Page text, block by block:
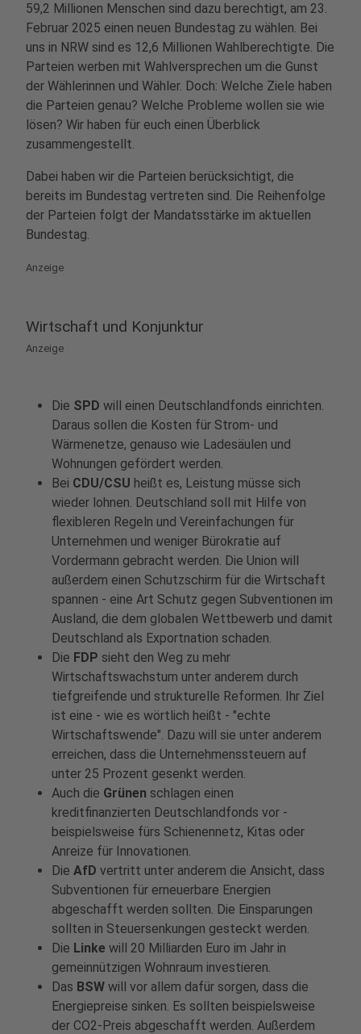
59,2 Millionen Menschen sind dazu berechtigt, am 23.
Februar 2025 einen neuen Bundestag zu wählen. Bei
uns in NRW sind es 12,6 Millionen Wahlberechtigte. Die
Parteien werben mit Wahlversprechen um die Gunst
der Wählerinnen und Wähler. Doch: Welche Ziele haben
die Parteien genau? Welche Probleme wollen sie wie
lösen? Wir haben für euch einen Überblick
zusammengestellt.
Dabei haben wir die Parteien berücksichtigt, die
bereits im Bundestag vertreten sind. Die Reihenfolge
der Parteien folgt der Mandatsstärke im aktuellen
Bundestag.
Anzeige
Wirtschaft und Konjunktur
Anzeige
Die SPD will einen Deutschlandfonds einrichten.
Daraus sollen die Kosten für Strom- und
Wärmenetze, genauso wie Ladesäulen und
Wohnungen gefördert werden.
Bei CDU/CSU heißt es, Leistung müsse sich
wieder lohnen. Deutschland soll mit Hilfe von
flexibleren Regeln und Vereinfachungen für
Unternehmen und weniger Bürokratie auf
Vordermann gebracht werden. Die Union will
außerdem einen Schutzschirm für die Wirtschaft
spannen - eine Art Schutz gegen Subventionen im
Ausland, die dem globalen Wettbewerb und damit
Deutschland als Exportnation schaden.
Die FDP sieht den Weg zu mehr
Wirtschaftswachstum unter anderem durch
tiefgreifende und strukturelle Reformen. Ihr Ziel
ist eine - wie es wörtlich heißt - "echte
Wirtschaftswende". Dazu will sie unter anderem
erreichen, dass die Unternehmenssteuern auf
unter 25 Prozent gesenkt werden.
Auch die Grünen schlagen einen
kreditfinanzierten Deutschlandfonds vor -
beispielsweise fürs Schienennetz, Kitas oder
Anreize für Innovationen.
Die AfD vertritt unter anderem die Ansicht, dass
Subventionen für erneuerbare Energien
abgeschafft werden sollten. Die Einsparungen
sollten in Steuersenkungen gesteckt werden.
Die Linke will 20 Milliarden Euro im Jahr in
gemeinnützigen Wohnraum investieren.
Das BSW will vor allem dafür sorgen, dass die
Energiepreise sinken. Es sollten beispielsweise
der CO2-Preis abgeschafft werden. Außerdem